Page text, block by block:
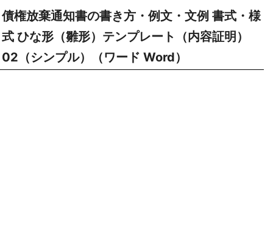
債権放棄通知書の書き方・例文・文例 書式・様
式 ひな形（雛形）テンプレート（内容証明）
02（シンプル）（ワード Word）